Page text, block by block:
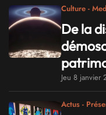
Culture -
De la
Jeu 8 janvier
Actus -